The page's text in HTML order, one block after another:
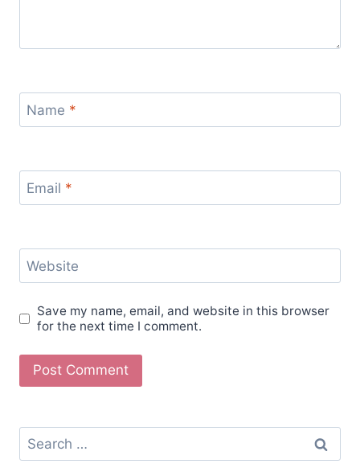
Name *
Email *
Website
Save my name, email, and website in this browser
for the next time I comment.